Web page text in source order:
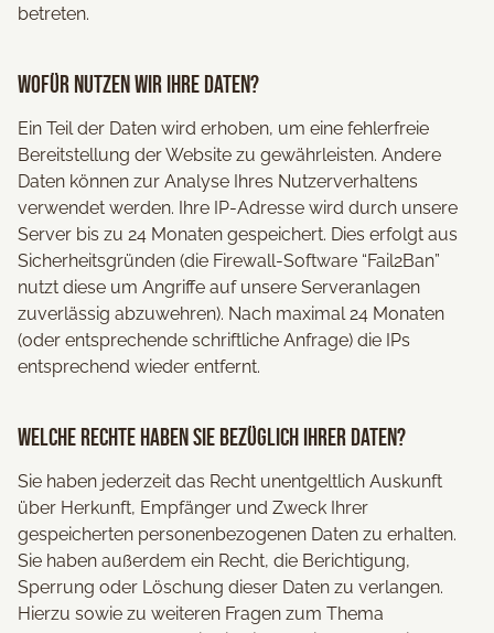
betreten.
Wofür nutzen wir Ihre Daten?
Ein Teil der Daten wird erhoben, um eine fehlerfreie
Bereitstellung der Website zu gewährleisten. Andere
Daten können zur Analyse Ihres Nutzerverhaltens
verwendet werden. Ihre IP-Adresse wird durch unsere
Server bis zu 24 Monaten gespeichert. Dies erfolgt aus
Sicherheitsgründen (die Firewall-Software “Fail2Ban”
nutzt diese um Angriffe auf unsere Serveranlagen
zuverlässig abzuwehren). Nach maximal 24 Monaten
(oder entsprechende schriftliche Anfrage) die IPs
entsprechend wieder entfernt.
Welche Rechte haben Sie bezüglich Ihrer Daten?
Sie haben jederzeit das Recht unentgeltlich Auskunft
über Herkunft, Empfänger und Zweck Ihrer
gespeicherten personenbezogenen Daten zu erhalten.
Sie haben außerdem ein Recht, die Berichtigung,
Sperrung oder Löschung dieser Daten zu verlangen.
Hierzu sowie zu weiteren Fragen zum Thema